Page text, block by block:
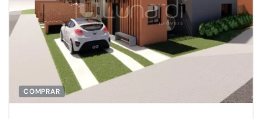
COMPRAR